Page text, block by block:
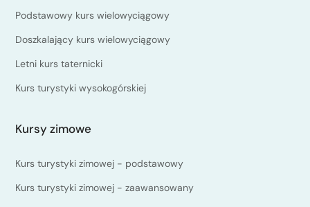
Podstawowy kurs wielowyciągowy
Doszkalający kurs wielowyciągowy
Letni kurs taternicki
Kurs turystyki wysokogórskiej
Kursy zimowe
Kurs turystyki zimowej - podstawowy
Kurs turystyki zimowej - zaawansowany